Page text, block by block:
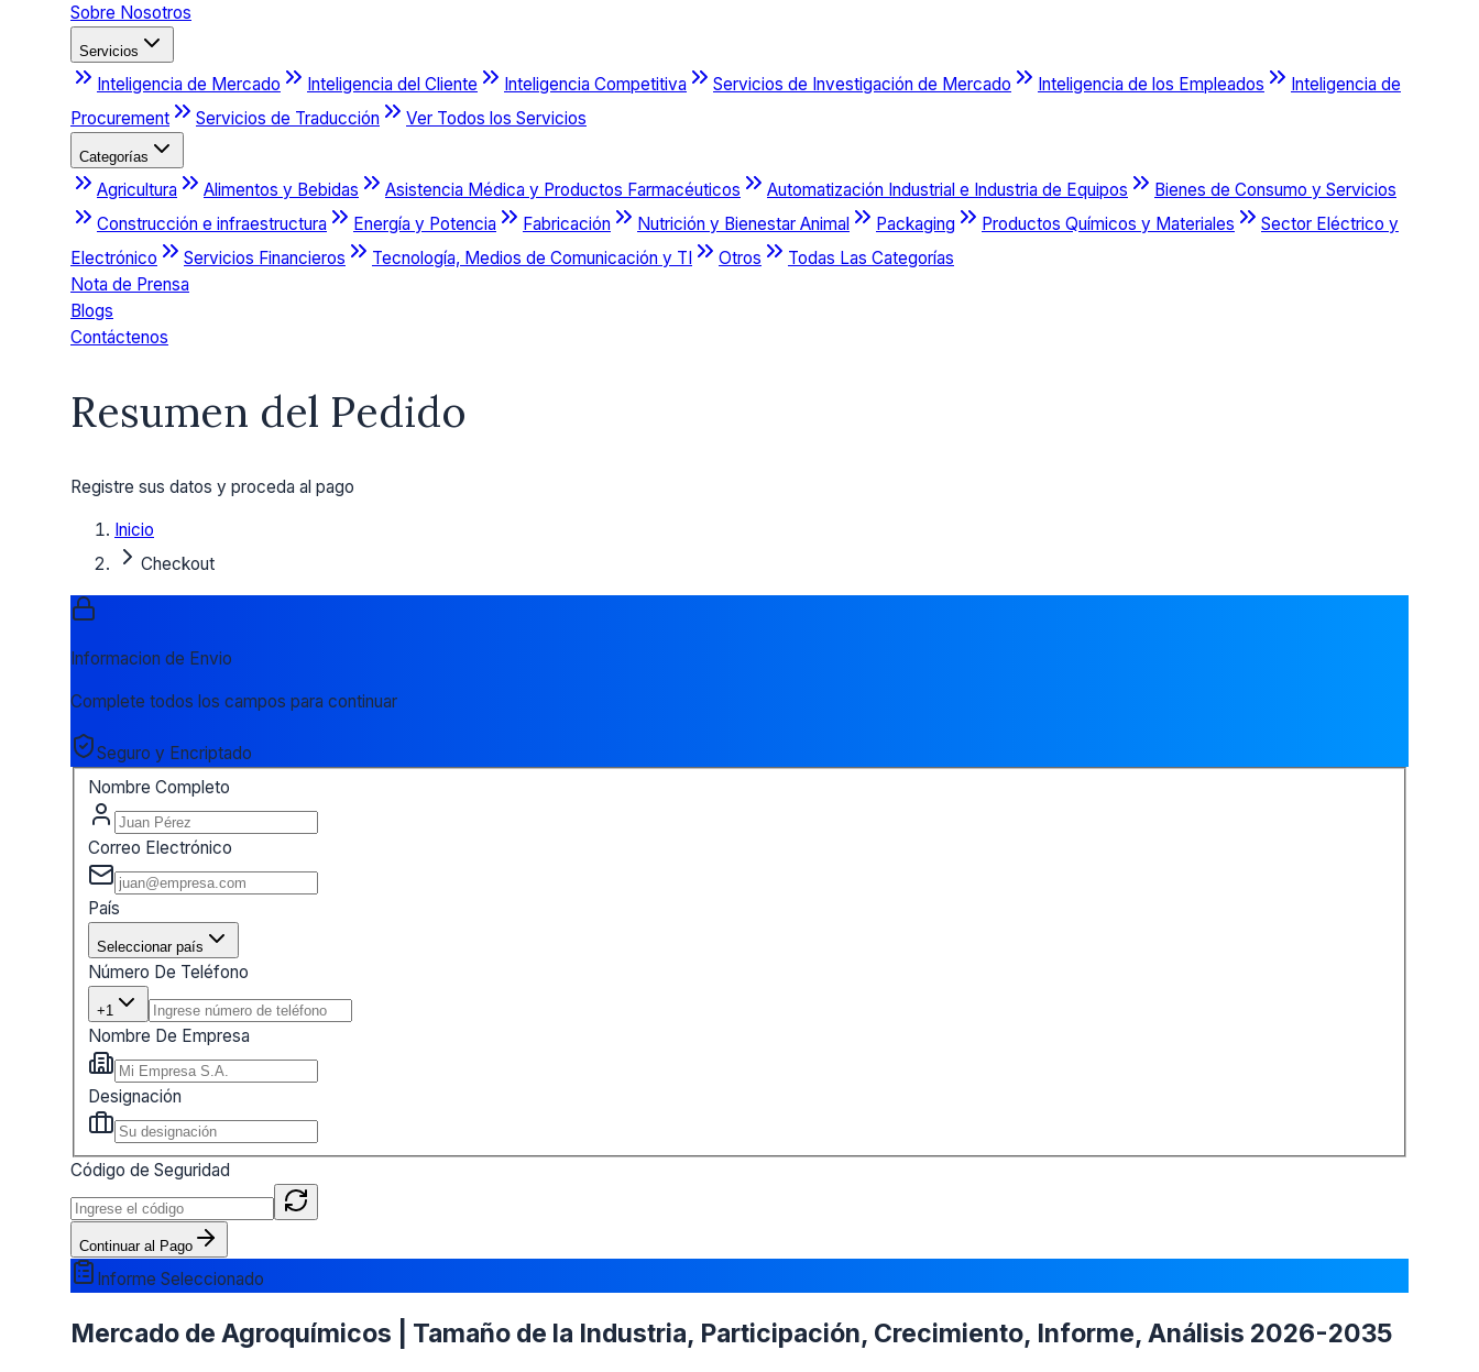
Sobre Nosotros
Servicios
Inteligencia de Mercado Inteligencia del Cliente Inteligencia Competitiva Servicios de Investigación de Mercado Inteligencia de los Empleados
Inteligencia de
Procurement
Servicios de Traducción Ver Todos los Servicios
Categorías
Agricultura Alimentos y Bebidas Asistencia Médica y Productos Farmacéuticos Automatización Industrial e Industria de Equipos
Bienes de Consumo y Servicios
Construcción e infraestructura
Energía y Potencia Fabricación Nutrición y Bienestar Animal Packaging Productos Químicos y Materiales
Sector Eléctrico y
Electrónico
Servicios Financieros Tecnología, Medios de Comunicación y TI Otros
Todas Las Categorías
Nota de Prensa
Blogs
Contáctenos
Resumen del Pedido
Registre sus datos y proceda al pago
Inicio
Checkout
Informacion de Envio
Complete todos los campos para continuar
Seguro y Encriptado
Nombre Completo
Correo Electrónico
País
Seleccionar país
Número De Teléfono
+1
Nombre De Empresa
Designación
Código de Seguridad
Continuar al Pago
Informe Seleccionado
Mercado de Agroquímicos | Tamaño de la Industria, Participación, Crecimiento, Informe, Análisis 2026-2035